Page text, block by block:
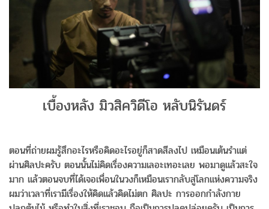
เบื้องหลัง มิวสิควิดีโอ หลับนิรันดร์
ตอนที่ถ่ายผมรู้สึกอะไรหรือคิดอะไรอยู่ก็สาดสีลงไป เหมือนเต้นรำแต่
ผ่านศิลปะครับ ตอนนั้นไม่คิดเรื่องความเลอะเทอะเลย พอมาดูแล้วสะใจ
มาก แล้วตอนจบที่ได้เจอเพื่อนในวงก็เหมือนเรากลับสู่โลกแห่งความจริง
ผมว่าเวลาที่เรามีเรื่องให้คิดแล้วคิดไม่ตก ศิลปะ การออกกำลังกาย